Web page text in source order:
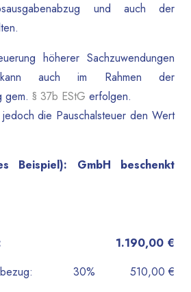
und auch der
höherer Sachzuwendungen
auch im Rahmen der
gem. § 37b EStG erfolgen.
die Pauschalsteuer den Wert
Beispiel): GmbH beschenkt
1.190,00 €
30%
510,00 €